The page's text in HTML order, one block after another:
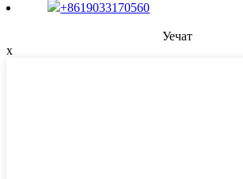
+8619033170560
Уечат
x